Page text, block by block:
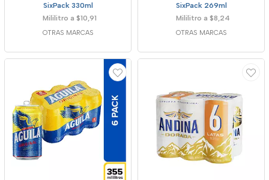
SixPack 330ml
Mililitro a $10,91
OTRAS MARCAS
SixPack 269ml
Mililitro a $8,24
OTRAS MARCAS